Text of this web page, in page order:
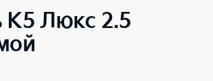
K5 Люкс 2.5